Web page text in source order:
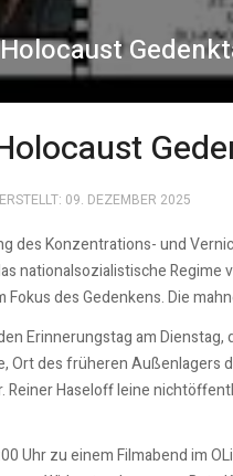
ERSTELLT: 09. DEZEMBER 2025
des Konzentrations- und
nationalsozialistische
Fokus des Gedenkens. Die
Erinnerungstag am
Ort des früheren Außenlagers
Reiner Haseloff leine
Uhr zu einem Filmabend im